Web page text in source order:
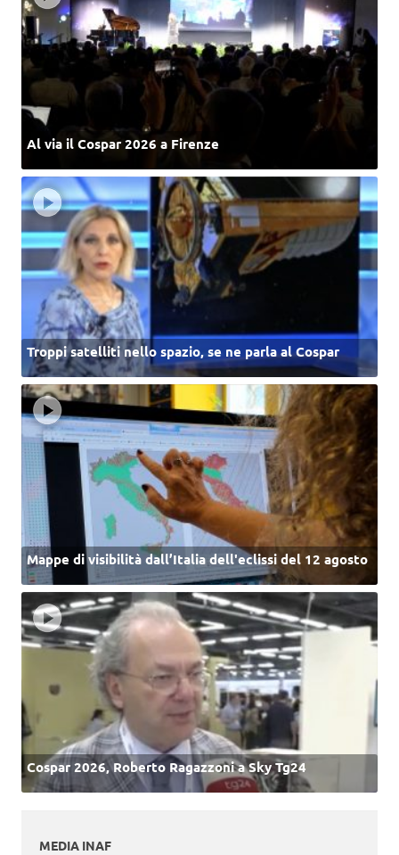
Al via il Cospar 2026 a Firenze
Troppi satelliti nello spazio, se ne parla al Cospar
Mappe di visibilità dall’Italia dell'eclissi del 12 agosto
Cospar 2026, Roberto Ragazzoni a Sky Tg24
MEDIA INAF